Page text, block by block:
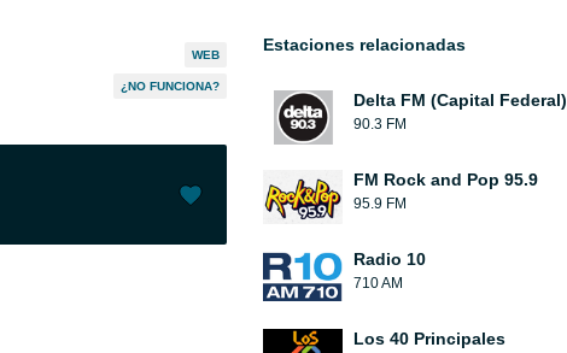
WEB
¿NO FUNCIONA?
Estaciones relacionadas
Delta FM (Capital Federal)
90.3 FM
FM Rock and Pop 95.9
95.9 FM
Radio 10
710 AM
Los 40 Principales